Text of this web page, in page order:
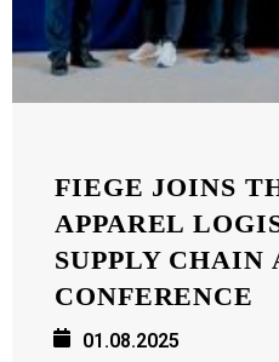
FIEGE JOINS
APPAREL
SUPPLY CHAIN
CONFERENCE
01.08.2025